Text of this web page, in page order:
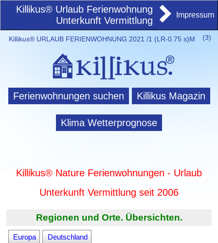
Killikus® Urlaub Ferienwohnung
Unterkunft Vermittlung
Impressum
(3)
Killikus® URLAUB FERIENWOHNUNG 2021 /1 (LR-0.75 s)M
Ferienwohnungen suchen Killikus Magazin
Klima Wetterprognose
Killikus® Nature Ferienwohnungen - Urlaub
Unterkunft Vermittlung seit 2006
Regionen und Orte. Übersichten.
Europa Deutschland